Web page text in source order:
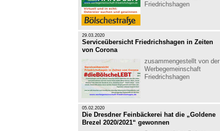
Friedrichshagen
29.03.2020
Serviceübersicht Friedrichshagen in Zeiten
von Corona
zusammengestellt von der
Werbegemeinschaft
Friedrichshagen
05.02.2020
Die Dresdner Feinbäckerei hat die „Goldene
Brezel 2020/2021“ gewonnen